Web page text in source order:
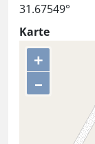
31.67549°
Karte
+
–